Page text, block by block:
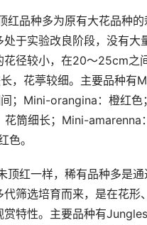
红品种多为原有大花品种的
处于实验改良阶段，没有大
花径较小，在20～25cm之
，花葶较细。主要品种有
；Mini-orangina：橙红色
筒细长；Mini-amarenna
色。
顶红一样，稀有品种多是通
代筛选培育而来，是在花形
赏特性。主要品种有